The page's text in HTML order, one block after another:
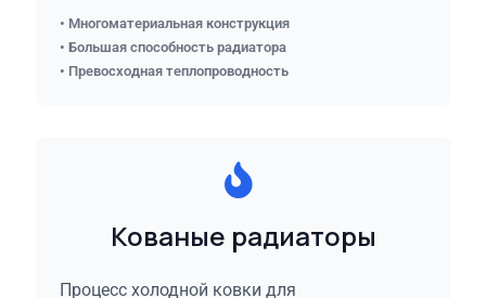
• Многоматериальная конструкция
• Большая способность радиатора
• Превосходная теплопроводность
Кованые радиаторы
Процесс холодной ковки для